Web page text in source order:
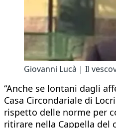
Giovanni Lucà | Il
“Anche se lontani dagli
Casa Circondariale di
rispetto delle norme per
ritirare nella Cappella del